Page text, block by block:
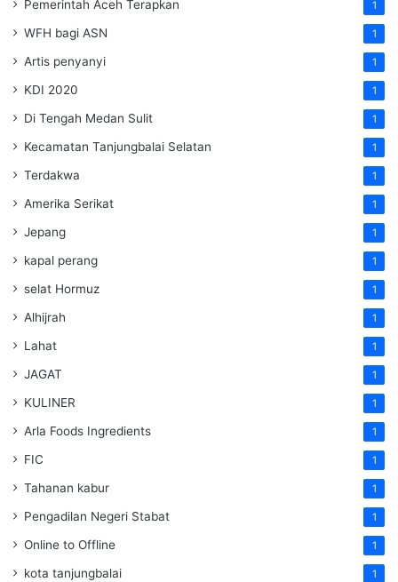
Pemerintah Aceh Terapkan 1
WFH bagi ASN 1
Artis penyanyi 1
KDI 2020 1
Di Tengah Medan Sulit 1
Kecamatan Tanjungbalai Selatan 1
Terdakwa 1
Amerika Serikat 1
Jepang 1
kapal perang 1
selat Hormuz 1
Alhijrah 1
Lahat 1
JAGAT 1
KULINER 1
Arla Foods Ingredients 1
FIC 1
Tahanan kabur 1
Pengadilan Negeri Stabat 1
Online to Offline 1
kota tanjungbalai 1